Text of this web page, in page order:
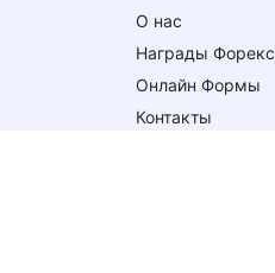
О нас
Награды Форекс
Онлайн Формы
Контакты